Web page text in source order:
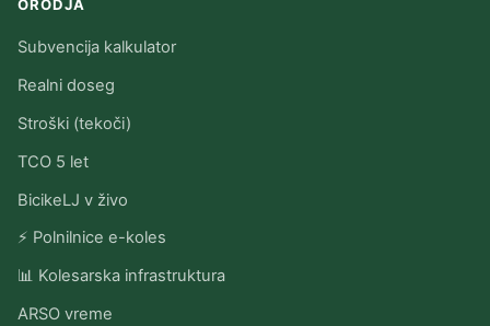
ORODJA
Subvencija kalkulator
Realni doseg
Stroški (tekoči)
TCO 5 let
BicikeLJ v živo
⚡ Polnilnice e-koles
📊 Kolesarska infrastruktura
ARSO vreme